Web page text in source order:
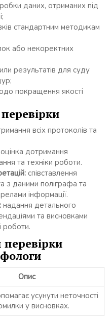
даних, отриманих під
стандартним методикам
або некоректних
результатів для суду
покращення якості
всіх протоколів та
оцінка дотримання
та техніки роботи.
співставлення
з даними поліграфа та
інформації.
надання детального
та висновками
роботи.
Опис
усунути неточності
у висновках.